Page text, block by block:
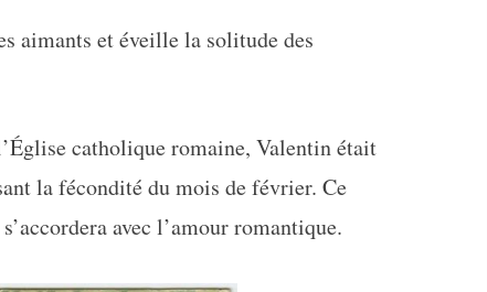
aimants et éveille la solitude des
catholique romaine, Valentin était
la fécondité du mois de février. Ce
avec l’amour romantique.